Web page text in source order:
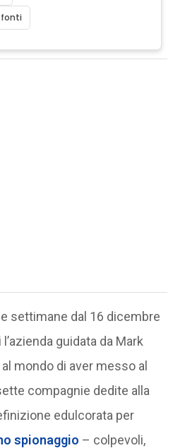
settimane dal 16 dicembre
guidata da Mark
mondo di aver messo al
compagnie dedite alla
edulcorata per
spionaggio – colpevoli,